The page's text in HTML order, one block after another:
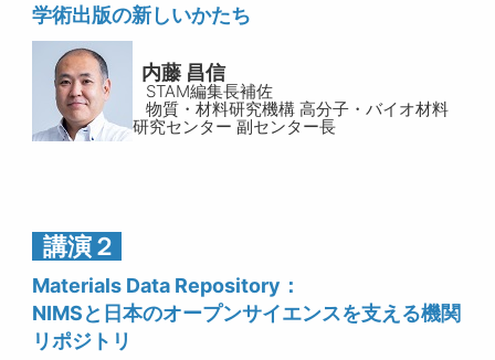
学術出版の新しいかたち
内藤 昌信
STAM編集長補佐
物質・材料研究機構 高分子・バイオ材料
研究センター 副センター長
講演２
Materials Data Repository：
NIMSと日本のオープンサイエンスを支える機関
リポジトリ